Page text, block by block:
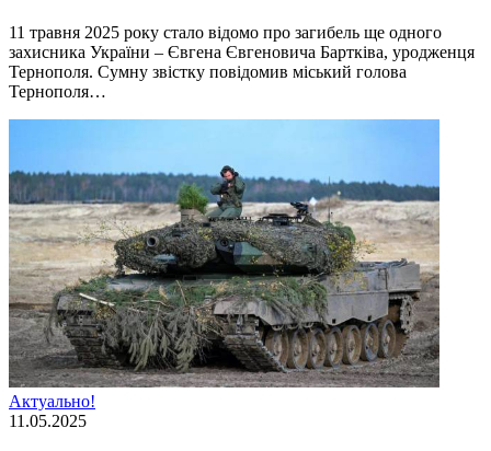
11 травня 2025 року стало відомо про загибель ще одного
захисника України – Євгена Євгеновича Бартківа, уродженця
Тернополя. Сумну звістку повідомив міський голова
Тернополя…
Актуально!
11.05.2025